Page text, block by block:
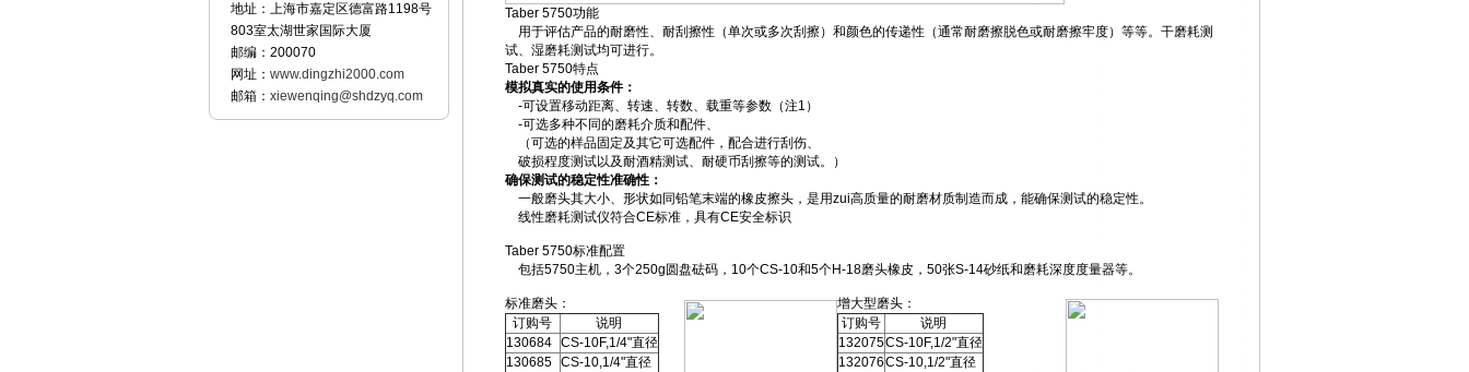
地址：上海市嘉定区德富路1198号
803室太湖世家国际大厦
邮编：200070
网址： www.dingzhi2000.com
邮箱： xiewenqing@shdzyq.com
Taber 5750功能
用于评估产品的耐磨性、耐刮擦性（单次或多次刮擦）和颜色的传递性（通常耐磨擦脱色或耐磨擦牢度）等等。干磨耗测
试、湿磨耗测试均可进行。
Taber 5750特点
模拟真实的使用条件：
-可设置移动距离、转速、转数、载重等参数（注1）
-可选多种不同的磨耗介质和配件、
（可选的样品固定及其它可选配件，配合进行刮伤、
破损程度测试以及耐酒精测试、耐硬币刮擦等的测试。）
确保测试的稳定性准确性：
一般磨头其大小、形状如同铅笔末端的橡皮擦头，是用zui高质量的耐磨材质制造而成，能确保测试的稳定性。
线性磨耗测试仪符合CE标准，具有CE安全标识
Taber 5750标准配置
包括5750主机，3个250g圆盘砝码，10个CS-10和5个H-18磨头橡皮，50张S-14砂纸和磨耗深度度量器等。
标准磨头：
订购号
说明
130684
CS-10F,1/4"直径
130685
CS-10,1/4"直径
增大型磨头：
订购号
说明
132075CS-10F,1/2"直径
132076CS-10,1/2"直径